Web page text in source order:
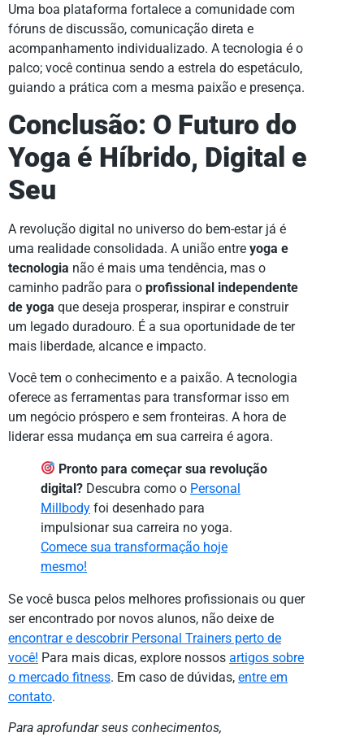
Uma boa plataforma fortalece a comunidade com
fóruns de discussão, comunicação direta e
acompanhamento individualizado. A tecnologia é o
palco; você continua sendo a estrela do espetáculo,
guiando a prática com a mesma paixão e presença.
Conclusão: O Futuro do
Yoga é Híbrido, Digital e
Seu
A revolução digital no universo do bem-estar já é
uma realidade consolidada. A união entre yoga e
tecnologia não é mais uma tendência, mas o
caminho padrão para o profissional independente
de yoga que deseja prosperar, inspirar e construir
um legado duradouro. É a sua oportunidade de ter
mais liberdade, alcance e impacto.
Você tem o conhecimento e a paixão. A tecnologia
oferece as ferramentas para transformar isso em
um negócio próspero e sem fronteiras. A hora de
liderar essa mudança em sua carreira é agora.
Pronto para começar sua revolução
digital? Descubra como o Personal
Millbody foi desenhado para
impulsionar sua carreira no yoga.
Comece sua transformação hoje
mesmo!
Se você busca pelos melhores profissionais ou quer
ser encontrado por novos alunos, não deixe de
encontrar e descobrir Personal Trainers perto de
você! Para mais dicas, explore nossos artigos sobre
o mercado fitness. Em caso de dúvidas, entre em
contato.
Para aprofundar seus conhecimentos,